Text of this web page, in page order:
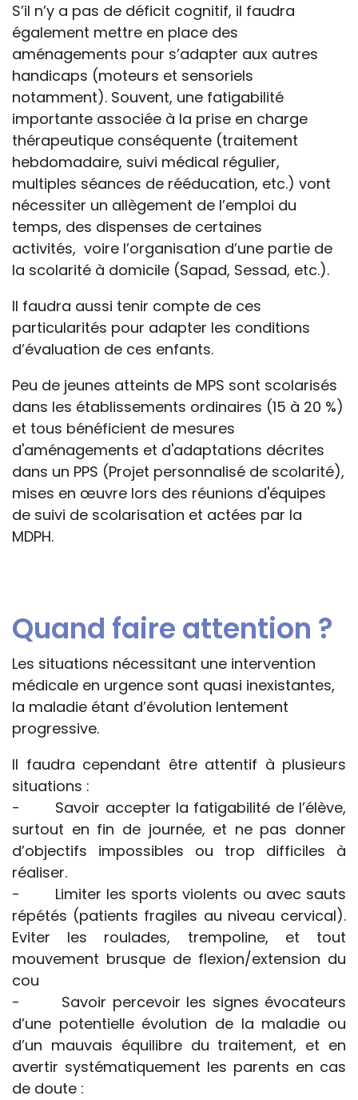
S’il n’y a pas de déficit cognitif, il faudra
également mettre en place des
aménagements pour s’adapter aux autres
handicaps (moteurs et sensoriels
notamment). Souvent, une fatigabilité
importante associée à la prise en charge
thérapeutique conséquente (traitement
hebdomadaire, suivi médical régulier,
multiples séances de rééducation, etc.) vont
nécessiter un allègement de l’emploi du
temps, des dispenses de certaines
activités, voire l’organisation d’une partie de
la scolarité à domicile (Sapad, Sessad, etc.).
Il faudra aussi tenir compte de ces
particularités pour adapter les conditions
d’évaluation de ces enfants.
Peu de jeunes atteints de MPS sont scolarisés
dans les établissements ordinaires (15 à 20 %)
et tous bénéficient de mesures
d'aménagements et d'adaptations décrites
dans un PPS (Projet personnalisé de scolarité),
mises en œuvre lors des réunions d'équipes
de suivi de scolarisation et actées par la
MDPH.
Quand faire attention ?
Les situations nécessitant une intervention
médicale en urgence sont quasi inexistantes,
la maladie étant d’évolution lentement
progressive.
Il faudra cependant être attentif à plusieurs
situations :
- Savoir accepter la fatigabilité de l’élève,
surtout en fin de journée, et ne pas donner
d’objectifs impossibles ou trop difficiles à
réaliser.
- Limiter les sports violents ou avec sauts
répétés (patients fragiles au niveau cervical).
Eviter les roulades, trempoline, et tout
mouvement brusque de flexion/extension du
cou
- Savoir percevoir les signes évocateurs
d’une potentielle évolution de la maladie ou
d’un mauvais équilibre du traitement, et en
avertir systématiquement les parents en cas
de doute :